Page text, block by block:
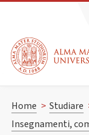
Home > Studiare
Insegnamenti,